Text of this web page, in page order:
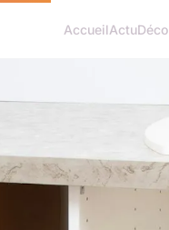
AccueilActuDéco